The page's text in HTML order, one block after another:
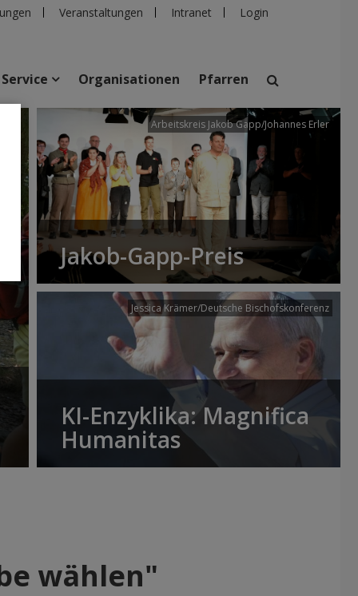
Veranstaltungen Intranet Login
suchen
Personen Pfarren Einrichtungen
Service Organisationen Pfarren
Arbeitskreis Jakob Gapp/Johannes Erler
Jakob-Gapp-Preis
Jessica Krämer/Deutsche Bischofskonferenz
KI-Enzyklika: Magnifica
Humanitas
wählen"